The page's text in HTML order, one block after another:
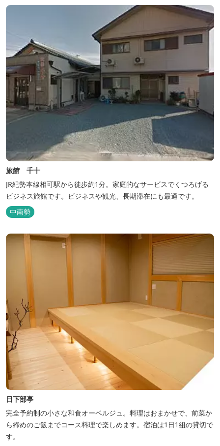
旅館 千十
JR紀勢本線相可駅から徒歩約1分。家庭的なサービスでくつろげる
ビジネス旅館です。ビジネスや観光、長期滞在にも最適です。
中南勢
日下部亭
完全予約制の小さな和食オーベルジュ。料理はおまかせで、前菜か
ら締めのご飯までコース料理で楽しめます。宿泊は1日1組の貸切で
す。